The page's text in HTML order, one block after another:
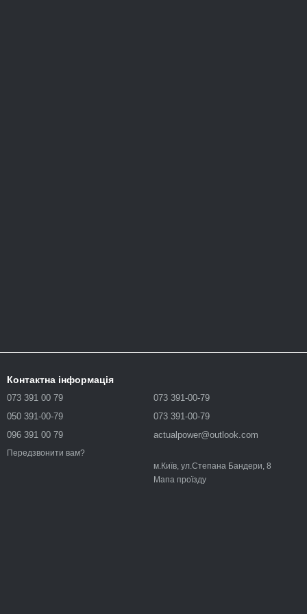
Контактна інформація
073 391 00 79
050 391-00-79
096 391 00 79
Передзвонити вам?
073 391-00-79
073 391-00-79
actualpower@outlook.com
м.Київ, ул.Степана Бандери, 8
Мапа проїзду